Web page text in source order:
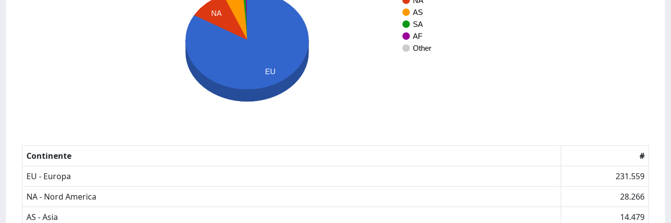
AS
SA
AF
Other
NA
EU
Continente
#
EU - Europa
231.559
NA - Nord America
28.266
AS - Asia
14.479